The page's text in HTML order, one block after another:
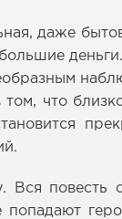
даже
деньги.
том, что
Вся повесть
попадают